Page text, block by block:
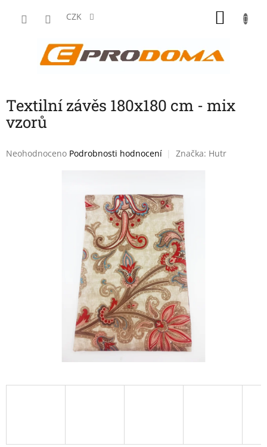
CZK
Textilní závěs 180x180 cm - mix
vzorů
Průměrné
Neohodnoceno Podrobnosti hodnocení Značka: Hutr